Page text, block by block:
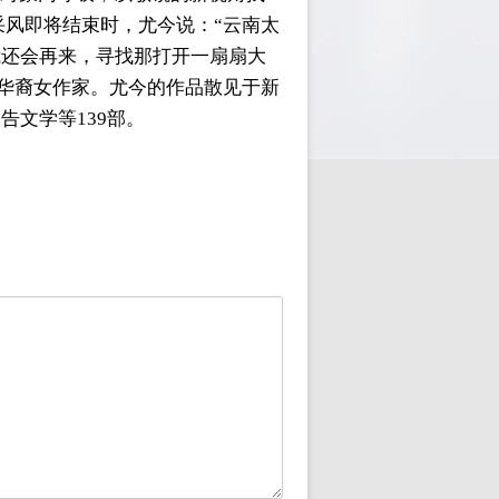
即将结束时，尤今说：“云南太
会再来，寻找那打开一扇扇大
裔女作家。尤今的作品散见于新
文学等139部。